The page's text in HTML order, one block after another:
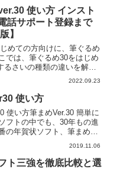
使い方 インスト
話サポート登録まで
】
めての方向けに、筆ぐるめ
では、筆ぐるめ30をはじめ
るさいの種類の違いを解
2022.09.23
使い方
使い方筆まめVer.30 簡単に
フトの中でも、30年もの進
の年賀状ソフト、筆まめ
て1年中で使える素材やポス
ベル・グッズ他、送り状
2019.11.06
ト三強を徹底比較と選